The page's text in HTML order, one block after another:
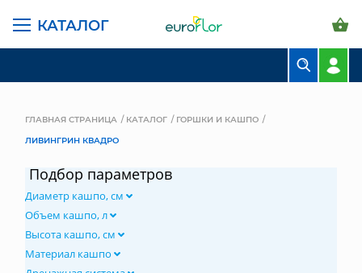
КАТАЛОГ
СВАДЕБНАЯ ФЛОРИСТИКА
ГЛАВНАЯ СТРАНИЦА КАТАЛОГ
ГОРШКИ И КАШПО
ЛИВИНГРИН КВАДРО
Подбор параметров
Диаметр кашпо, см
Объем кашпо, л
Высота кашпо, см
Материал кашпо